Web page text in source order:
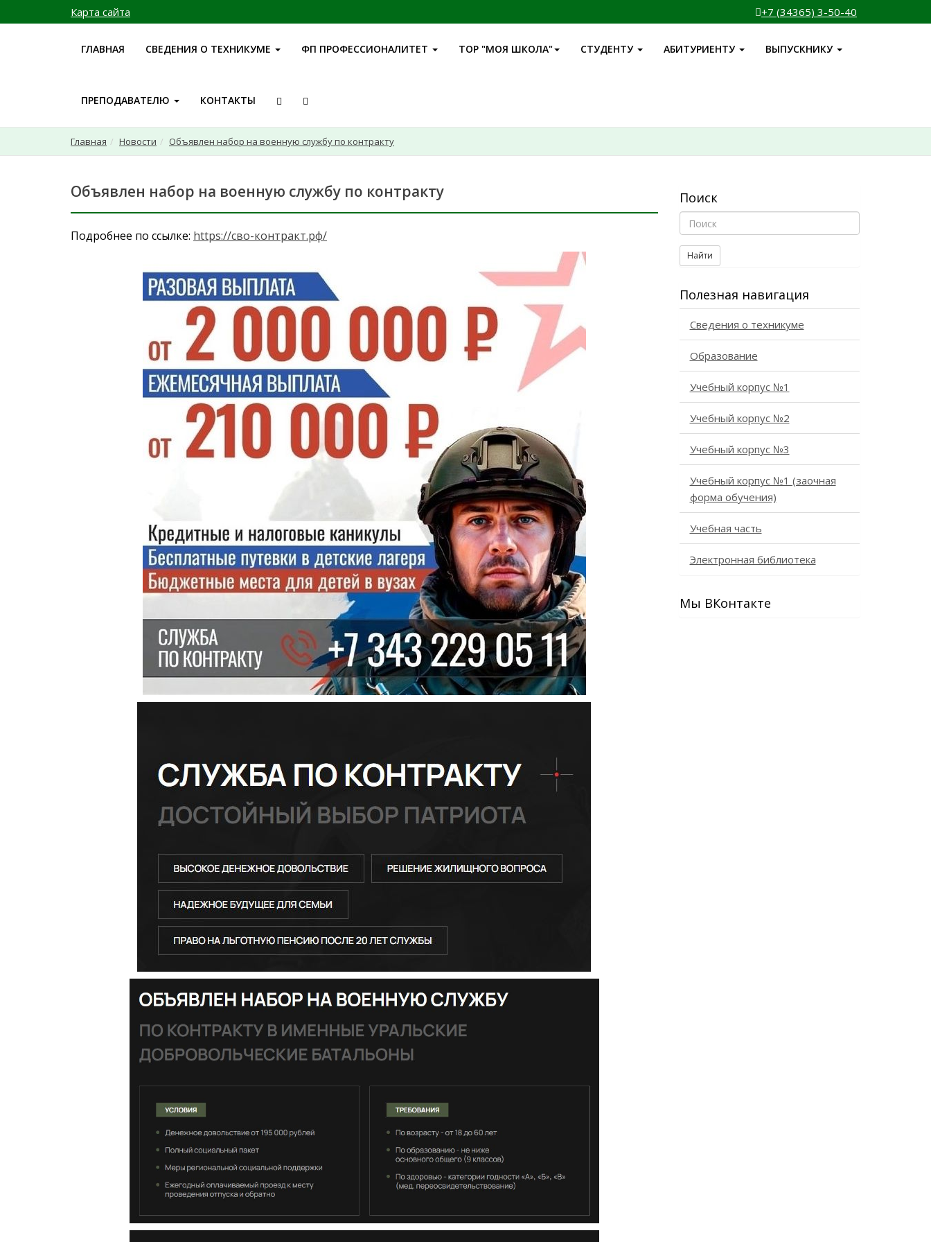
Карта сайта +7 (34365) 3-50-40
ГЛАВНАЯ СВЕДЕНИЯ О ТЕХНИКУМЕ ФП ПРОФЕССИОНАЛИТЕТ ТОР "МОЯ ШКОЛА" СТУДЕНТУ АБИТУРИЕНТУ ВЫПУСКНИКУ
ПРЕПОДАВАТЕЛЮ КОНТАКТЫ
Главная Новости Объявлен набор на военную службу по контракту
Объявлен набор на военную службу по контракту
Подробнее по ссылке: https://сво-контракт.рф/
Поиск
Найти
Полезная навигация
Сведения о техникуме
Образование
Учебный корпус №1
Учебный корпус №2
Учебный корпус №3
Учебный корпус №1 (заочная
форма обучения)
Учебная часть
Электронная библиотека
Мы ВКонтакте